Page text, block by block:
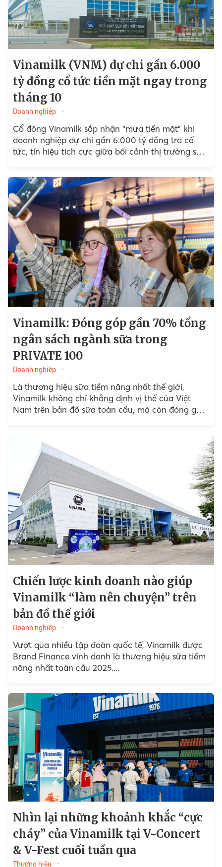
Vinamilk (VNM) dự chi gần 6.000
tỷ đồng cổ tức tiền mặt ngay trong
tháng 10
Doanh nghiệp
Cổ đông Vinamilk sắp nhận “mưa tiền mặt” khi
doanh nghiệp dự chi gần 6.000 tỷ đồng trả cổ
tức, tín hiệu tich cực giữa bối cảnh thị trường sữa
Vinamilk: Đóng góp gần 70% tổng
ngân sách ngành sữa trong
PRIVATE 100
Doanh nghiệp
Là thương hiệu sữa tiềm năng nhất thế giới,
Vinamilk không chỉ khẳng định vị thế của Việt
Nam trên bản đồ sữa toàn cầu, mà còn đóng góp
Chiến lược kinh doanh nào giúp
Vinamilk “làm nên chuyện” trên
bản đồ thế giới
Doanh nghiệp
Vượt qua nhiều tập đoàn quốc tế, Vinamilk được
Brand Finance vinh danh là thương hiệu sữa tiềm
năng nhất toàn cầu 2025....
Nhìn lại những khoảnh khắc “cực
cháy” của Vinamilk tại V-Concert
& V-Fest cuối tuần qua
Thương hiệu